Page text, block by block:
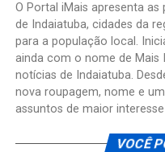
O Portal iMais apresenta
de Indaiatuba, cidades da
para a população local.
ainda com o nome de Mais
notícias de Indaiatuba.
nova roupagem, nome e
assuntos de maior
VOCÊ